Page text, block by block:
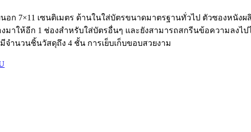
7×11 เซนติเมตร ด้านในใส่บัตรขนาดมาตรฐานทั่วไป ตัวซองหนัง
าให้อีก 1 ช่องสำหรับใส่บัตรอื่นๆ และยังสามารถสกรีนข้อความลงไ
ำนวนชิ้นวัสดุถึง 4 ชั้น การเย็บเก็บขอบสวยงาม